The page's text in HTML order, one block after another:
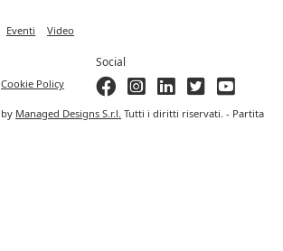
Eventi Video
Cookie Policy
Social
by Managed Designs S.r.l. Tutti i diritti riservati. - Partita